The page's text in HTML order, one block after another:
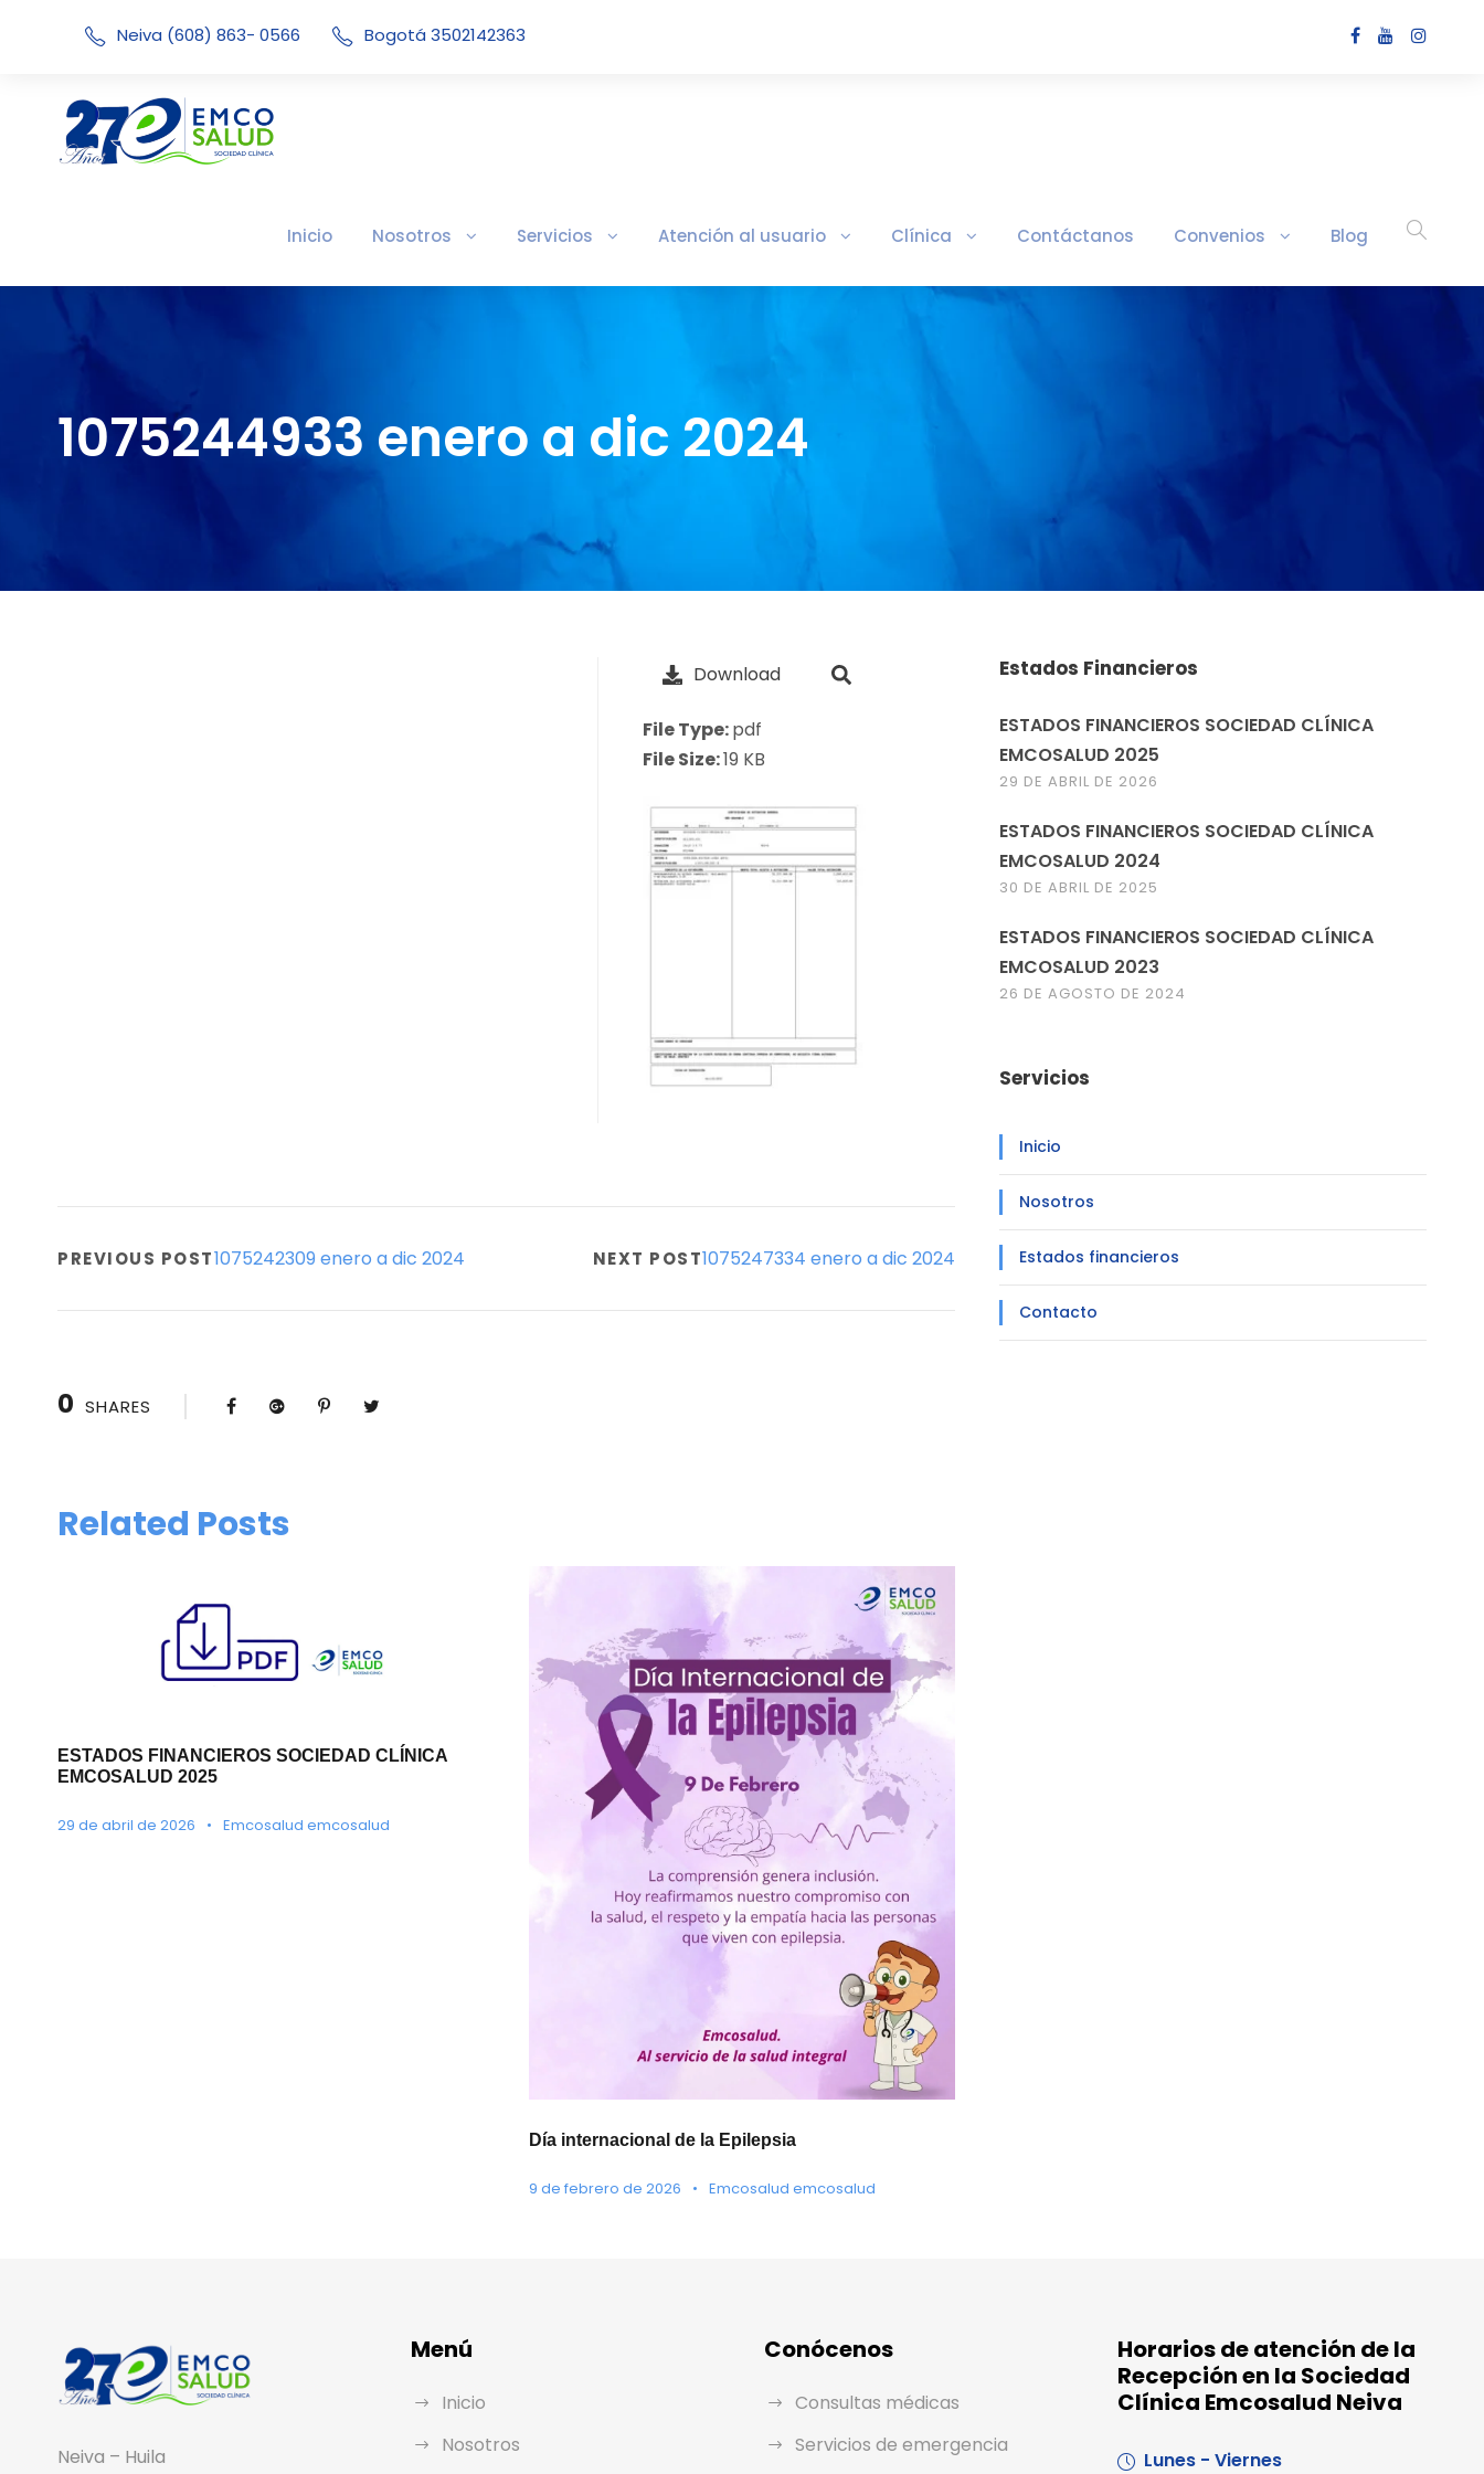
Neiva (608) 863- 0566 Bogotá 3502142363
Inicio Nosotros Servicios Atención al usuario Clínica Contáctanos Convenios Blog
1075244933 enero a dic 2024
Download
File Type:pdf
File Size:19 KB
PREVIOUS POST1075242309 enero a dic 2024 NEXT POST1075247334 enero a dic 2024
0 SHARES
Related Posts
ESTADOS FINANCIEROS SOCIEDAD CLÍNICA
EMCOSALUD 2025
29 de abril de 2026 • Emcosalud emcosalud
Día internacional de la Epilepsia
9 de febrero de 2026 • Emcosalud emcosalud
Estados Financieros
ESTADOS FINANCIEROS SOCIEDAD CLÍNICA
EMCOSALUD 2025
29 DE ABRIL DE 2026
ESTADOS FINANCIEROS SOCIEDAD CLÍNICA
EMCOSALUD 2024
30 DE ABRIL DE 2025
ESTADOS FINANCIEROS SOCIEDAD CLÍNICA
EMCOSALUD 2023
26 DE AGOSTO DE 2024
Servicios
Inicio
Nosotros
Estados financieros
Contacto
Neiva – Huila
Menú
Inicio
Nosotros
Conócenos
Consultas médicas
Servicios de emergencia
Horarios de atención de la
Recepción en la Sociedad
Clínica Emcosalud Neiva
Lunes - Viernes